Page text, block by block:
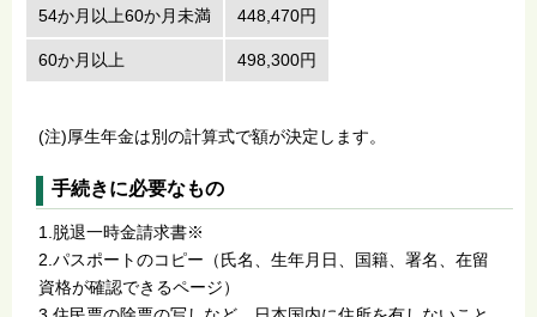
54か月以上60か月未満 448,470円
60か月以上 498,300円
(注)厚生年金は別の計算式で額が決定します。
手続きに必要なもの
1.脱退一時金請求書※
2.パスポートのコピー（氏名、生年月日、国籍、署名、在留
資格が確認できるページ）